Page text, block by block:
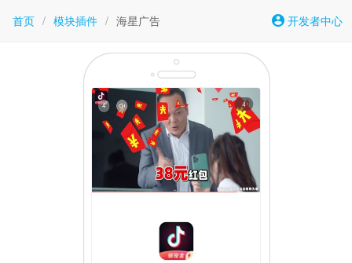
首页 / 模块插件 / 海星广告 开发者中心